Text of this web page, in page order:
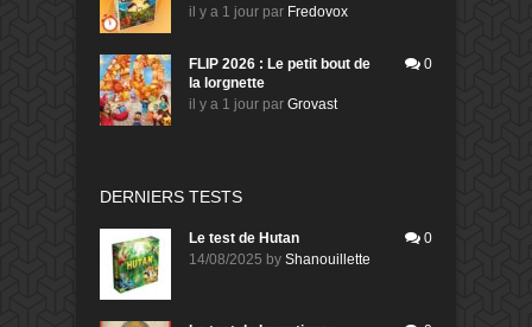
il y a 1 jour par Fredovox
FLIP 2026 : Le petit bout de
la lorgnette
il y a 1 jour par Grovast
0
DERNIERS TESTS
Le test de Hutan
14/08/2025 by Shanouillette
0